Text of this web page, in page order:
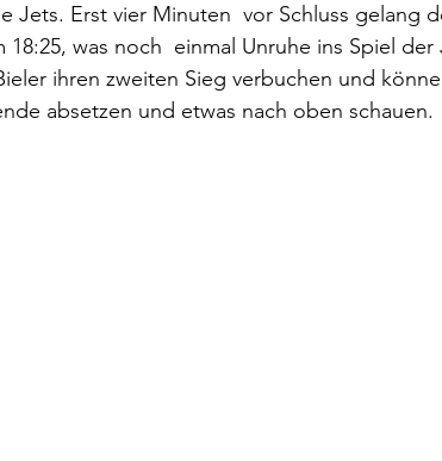
Jets. Erst vier Minuten  vor Schluss gelang
18:25, was noch  einmal Unruhe ins Spiel
ihren zweiten Sieg verbuchen und
absetzen und etwas nach oben schauen.